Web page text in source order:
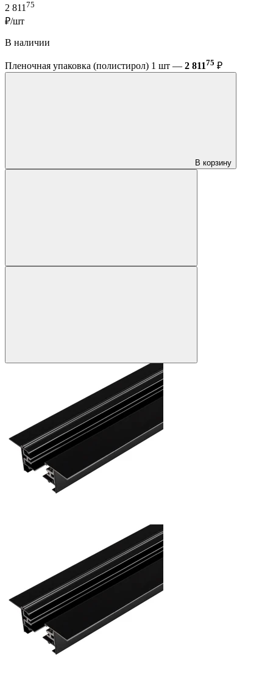
2 81175
₽/шт
В наличии
Пленочная упаковка (полистирол) 1 шт — 2 81175 ₽
В корзину